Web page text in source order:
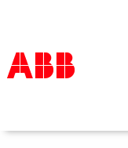
Produits &